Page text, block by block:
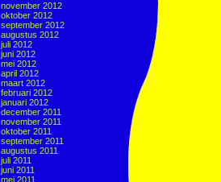
november 2012
oktober 2012
september 2012
augustus 2012
juli 2012
juni 2012
mei 2012
april 2012
maart 2012
februari 2012
januari 2012
december 2011
november 2011
oktober 2011
september 2011
augustus 2011
juli 2011
juni 2011
mei 2011